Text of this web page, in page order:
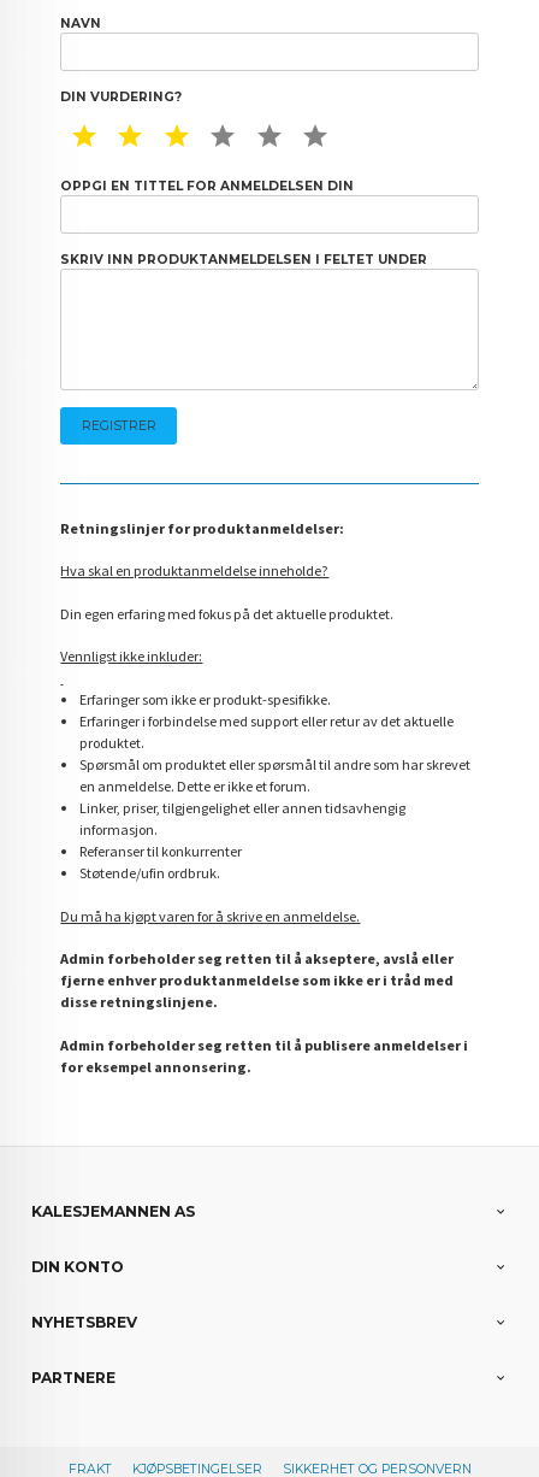
NAVN
DIN VURDERING?
1 STAR2 STAR3 STAR4 STAR5 STAR
OPPGI EN TITTEL FOR ANMELDELSEN DIN
SKRIV INN PRODUKTANMELDELSEN I FELTET UNDER
Retningslinjer for produktanmeldelser:
Hva skal en produktanmeldelse inneholde?
Din egen erfaring med fokus på det aktuelle produktet.
Vennligst ikke inkluder:
Erfaringer som ikke er produkt-spesifikke.
Erfaringer i forbindelse med support eller retur av det aktuelle
produktet.
Spørsmål om produktet eller spørsmål til andre som har skrevet
en anmeldelse. Dette er ikke et forum.
Linker, priser, tilgjengelighet eller annen tidsavhengig
informasjon.
Referanser til konkurrenter
Støtende/ufin ordbruk.
Du må ha kjøpt varen for å skrive en anmeldelse.
Admin forbeholder seg retten til å akseptere, avslå eller
fjerne enhver produktanmeldelse som ikke er i tråd med
disse retningslinjene.
Admin forbeholder seg retten til å publisere anmeldelser i
for eksempel annonsering.
KALESJEMANNEN AS
DIN KONTO
NYHETSBREV
PARTNERE
FRAKT KJØPSBETINGELSER SIKKERHET OG PERSONVERN